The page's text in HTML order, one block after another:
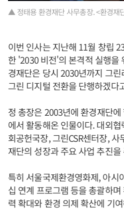
▲ 정태용 환경재단 사무총장. <환경재
이번 인사는 지난해 11월 창립
한 '2030 비전'의 본격적 실행을
경재단은 당시 2030년까지 그
그린 디지털 전환을 단행하겠다
정 총장은 2003년에 환경재단
에서 활동해온 인물이다. 대외
회공헌국장, 그린CSR센터장,
재단의 성장과 주요 사업 추진을
특히 서울국제환경영화제, 아시
십 연계 프로그램 등을 총괄하며
력 확대와 환경 의제 확산에 기